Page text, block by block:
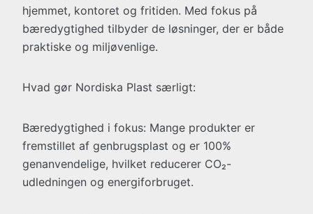
hjemmet, kontoret og fritiden. Med fokus på
bæredygtighed tilbyder de løsninger, der er både
praktiske og miljøvenlige.
Hvad gør Nordiska Plast særligt:
Bæredygtighed i fokus: Mange produkter er
fremstillet af genbrugsplast og er 100%
genanvendelige, hvilket reducerer CO₂-
udledningen og energiforbruget.